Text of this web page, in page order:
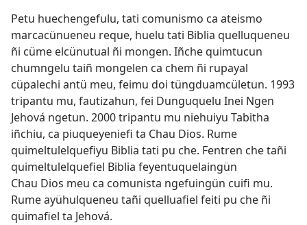
Petu huechengefulu, tati comunismo ca ateismo
marcacünueneu reque, huelu tati Biblia quelluqueneu
ñi cüme elcünutual ñi mongen. Iñche quimtucun
chumngelu taiñ mongelen ca chem ñi rupayal
cüpalechi antü meu, feimu doi tüngduamcületun. 1993
tripantu mu, fautizahun, fei Dunguquelu Inei Ngen
Jehová ngetun. 2000 tripantu mu niehuiyu Tabitha
iñchiu, ca piuqueyeniefi ta Chau Dios. Rume
quimeltulelquefiyu Biblia tati pu che. Fentren che tañi
quimeltulelquefiel Biblia feyentuquelaingün
Chau Dios meu ca comunista ngefuingün cuifi mu.
Rume ayühulqueneu tañi quelluafiel feiti pu che ñi
quimafiel ta Jehová.